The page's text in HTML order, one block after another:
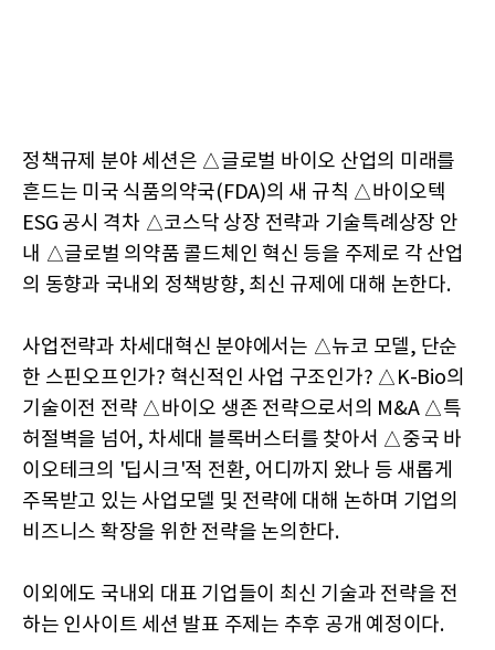
정책규제 분야 세션은 △글로벌 바이오 산업의 미래를
흔드는 미국 식품의약국(FDA)의 새 규칙 △바이오텍
ESG 공시 격차 △코스닥 상장 전략과 기술특례상장 안
내 △글로벌 의약품 콜드체인 혁신 등을 주제로 각 산업
의 동향과 국내외 정책방향, 최신 규제에 대해 논한다.
사업전략과 차세대혁신 분야에서는 △뉴코 모델, 단순
한 스핀오프인가? 혁신적인 사업 구조인가? △K-Bio의
기술이전 전략 △바이오 생존 전략으로서의 M&A △특
허절벽을 넘어, 차세대 블록버스터를 찾아서 △중국 바
이오테크의 '딥시크'적 전환, 어디까지 왔나 등 새롭게
주목받고 있는 사업모델 및 전략에 대해 논하며 기업의
비즈니스 확장을 위한 전략을 논의한다.
이외에도 국내외 대표 기업들이 최신 기술과 전략을 전
하는 인사이트 세션 발표 주제는 추후 공개 예정이다.